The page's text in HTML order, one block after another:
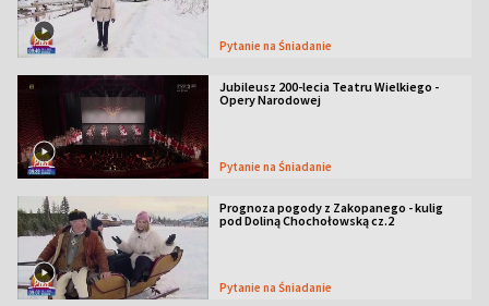
Pytanie na Śniadanie
Jubileusz 200-lecia Teatru Wielkiego -
Opery Narodowej
Pytanie na Śniadanie
Prognoza pogody z Zakopanego - kulig
pod Doliną Chochołowską cz.2
Pytanie na Śniadanie